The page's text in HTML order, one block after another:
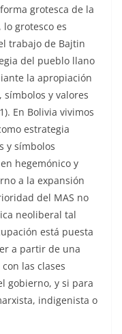
grotesca de la
grotesco es
trabajo de Bajtin
del pueblo llano
la apropiación
y valores
En Bolivia vivimos
estrategia
y símbolos
hegemónico y
a la expansión
del MAS no
neoliberal tal
está puesta
a partir de una
las clases
gobierno, y si para
indigenista o